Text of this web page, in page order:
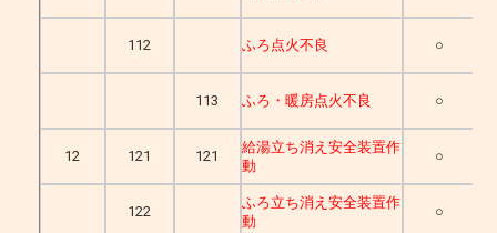
112 ふろ点火不良 ○
113 ふろ・暖房点火不良 ○
12 121 121
給湯立ち消え安全装置作
動
○
122
ふろ立ち消え安全装置作
動
○